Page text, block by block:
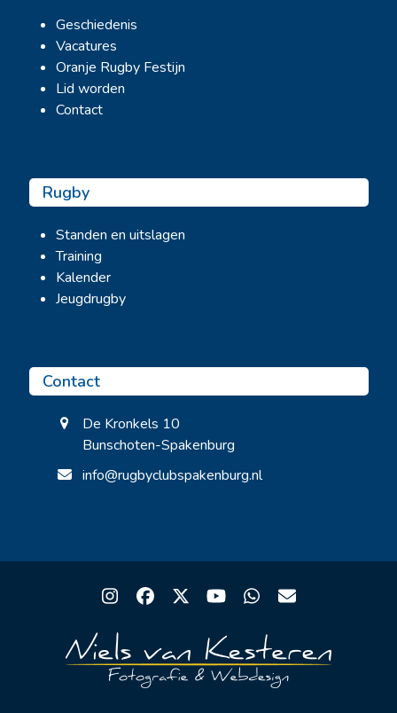
Geschiedenis
Vacatures
Oranje Rugby Festijn
Lid worden
Contact
Rugby
Standen en uitslagen
Training
Kalender
Jeugdrugby
Contact
De Kronkels 10
Bunschoten-Spakenburg
info@rugbyclubspakenburg.nl
Instagram
Facebook
TwitterYouTubeWhatsapp
Email